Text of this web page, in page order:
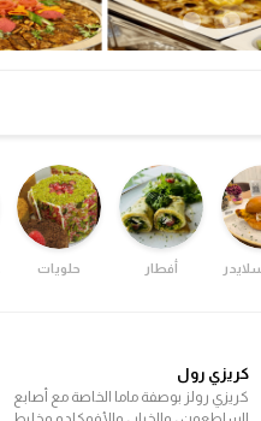
أفطار حلويات
كريزي رول
كريزي رولز بوصفة ماما الخاصة مع أصابع